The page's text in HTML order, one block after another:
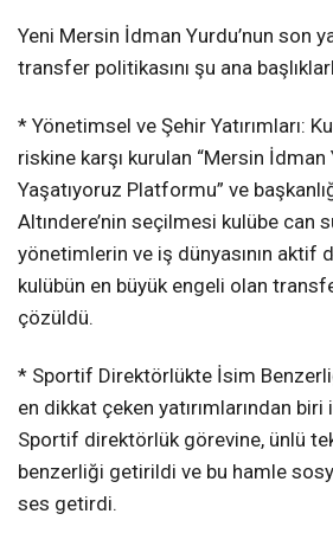
Yeni Mersin İdman Yurdu’nun son
transfer politikasını şu ana
* Yönetimsel ve Şehir Yatırımları:
riskine karşı kurulan “Mersin
Yaşatıyoruz Platformu” ve
Altındere’nin seçilmesi kulübe can
yönetimlerin ve iş dünyasının aktif
kulübün en büyük engeli olan
çözüldü.
* Sportif Direktörlükte İsim
en dikkat çeken yatırımlarından
Sportif direktörlük görevine, ünlü
benzerliği getirildi ve bu hamle
ses getirdi.